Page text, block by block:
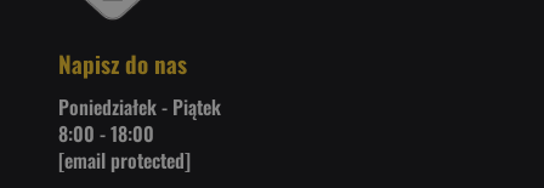
Napisz do nas
Poniedziałek - Piątek
8:00 - 18:00
[email protected]